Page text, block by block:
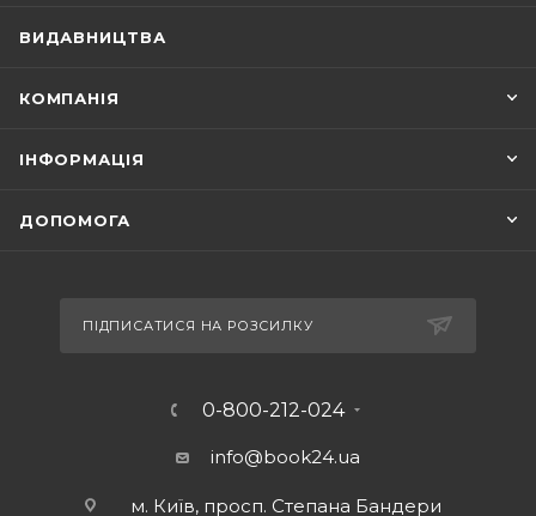
ВИДАВНИЦТВА
КОМПАНІЯ
ІНФОРМАЦІЯ
ДОПОМОГА
ПІДПИСАТИСЯ НА РОЗСИЛКУ
0-800-212-024
info@book24.ua
м. Київ, просп. Степана Бандери